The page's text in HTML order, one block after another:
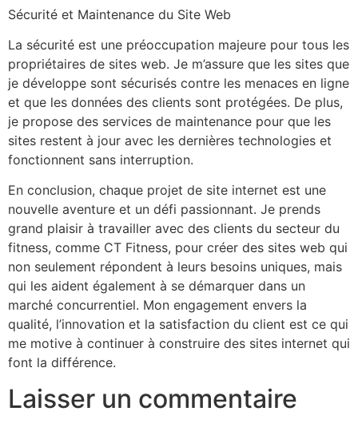
Sécurité et Maintenance du Site Web
La sécurité est une préoccupation majeure pour tous les
propriétaires de sites web. Je m’assure que les sites que
je développe sont sécurisés contre les menaces en ligne
et que les données des clients sont protégées. De plus,
je propose des services de maintenance pour que les
sites restent à jour avec les dernières technologies et
fonctionnent sans interruption.
En conclusion, chaque projet de site internet est une
nouvelle aventure et un défi passionnant. Je prends
grand plaisir à travailler avec des clients du secteur du
fitness, comme CT Fitness, pour créer des sites web qui
non seulement répondent à leurs besoins uniques, mais
qui les aident également à se démarquer dans un
marché concurrentiel. Mon engagement envers la
qualité, l’innovation et la satisfaction du client est ce qui
me motive à continuer à construire des sites internet qui
font la différence.
Laisser un commentaire